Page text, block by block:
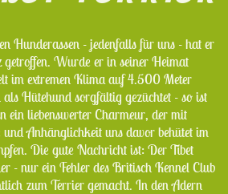
Hunderassen - jedenfalls für uns - hat er
getroffen. Wurde er in seiner Heimat
im extremen Klima auf 4.500 Meter
als Hütehund sorgfältig gezüchtet - so ist
ein liebenswerter Charmeur, der mit
Anhänglichkeit uns davor behütet im
Die gute Nachricht ist: Der Tibet
- nur ein Fehler des Britisch Kennel Club
zum Terrier gemacht. In den Adern